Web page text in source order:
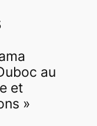
au
et
»